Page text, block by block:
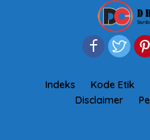
Indeks Kode Etik
Disclaimer